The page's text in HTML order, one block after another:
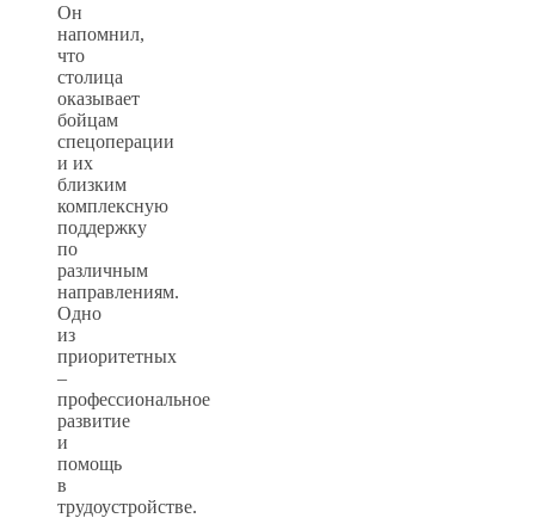
Он
напомнил,
что
столица
оказывает
бойцам
спецоперации
и их
близким
комплексную
поддержку
по
различным
направлениям.
Одно
из
приоритетных
–
профессиональное
развитие
и
помощь
в
трудоустройстве.